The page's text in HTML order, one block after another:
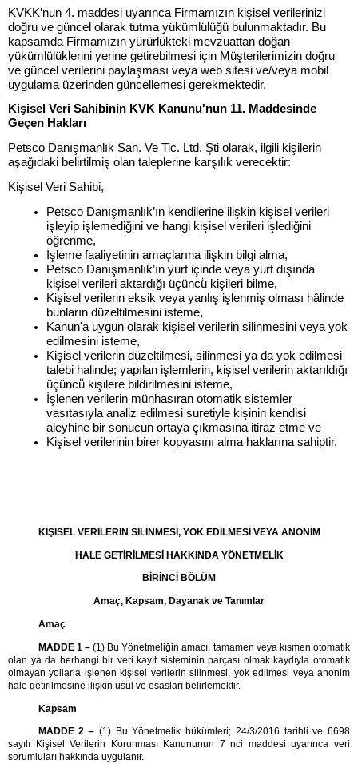
KVKK’nun 4. maddesi uyarınca Firmamızın kişisel verilerinizi
doğru ve güncel olarak tutma yükümlülüğü bulunmaktadır. Bu
kapsamda Firmamızın yürürlükteki mevzuattan doğan
yükümlülüklerini yerine getirebilmesi için Müşterilerimizin doğru
ve güncel verilerini paylaşması veya web sitesi ve/veya mobil
uygulama üzerinden güncellemesi gerekmektedir.
Kişisel Veri Sahibinin KVK Kanunu'nun 11. Maddesinde
Geçen Hakları
Petsco Danışmanlık San. Ve Tic. Ltd. Şti olarak, ilgili kişilerin
aşağıdaki belirtilmiş olan taleplerine karşılık verecektir:
Kişisel Veri Sahibi,
Petsco Danışmanlık’ın kendilerine ilişkin kişisel verileri
işleyip işlemediğini ve hangi kişisel verileri işlediğini
öğrenme,
İşleme faaliyetinin amaçlarına ilişkin bilgi alma,
Petsco Danışmanlık’ın yurt içinde veya yurt dışında
kişisel verileri aktardığı üçüncü̈ kişileri bilme,
Kişisel verilerin eksik veya yanlış işlenmiş olması hâlinde
bunların düzeltilmesini isteme,
Kanun'a uygun olarak kişisel verilerin silinmesini veya yok
edilmesini isteme,
Kişisel verilerin düzeltilmesi, silinmesi ya da yok edilmesi
talebi halinde; yapılan işlemlerin, kişisel verilerin aktarıldığı
üçüncü̈ kişilere bildirilmesini isteme,
İşlenen verilerin münhasıran otomatik sistemler
vasıtasıyla analiz edilmesi suretiyle kişinin kendisi
aleyhine bir sonucun ortaya çıkmasına itiraz etme ve
Kişisel verilerinin birer kopyasını alma haklarına sahiptir.
KİŞİSEL VERİLERİN SİLİNMESİ, YOK EDİLMESİ VEYA ANONİM
HALE GETİRİLMESİ HAKKINDA YÖNETMELİK
BİRİNCİ BÖLÜM
Amaç, Kapsam, Dayanak ve Tanımlar
Amaç
MADDE 1 –(1) Bu Yönetmeliğin amacı, tamamen veya kısmen otomatik
olan ya da herhangi bir veri kayıt sisteminin parçası olmak kaydıyla otomatik
olmayan yollarla işlenen kişisel verilerin silinmesi, yok edilmesi veya anonim
hale getirilmesine ilişkin usul ve esasları belirlemektir.
Kapsam
MADDE 2 – (1) Bu Yönetmelik hükümleri; 24/3/2016 tarihli ve 6698
sayılı Kişisel Verilerin Korunması Kanununun 7 nci maddesi uyarınca veri
sorumluları hakkında uygulanır.